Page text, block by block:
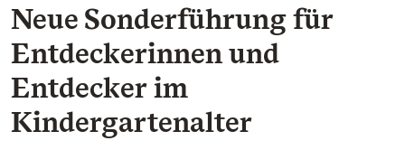
Neue Sonderführung für
Entdeckerinnen und
Entdecker im
Kindergartenalter